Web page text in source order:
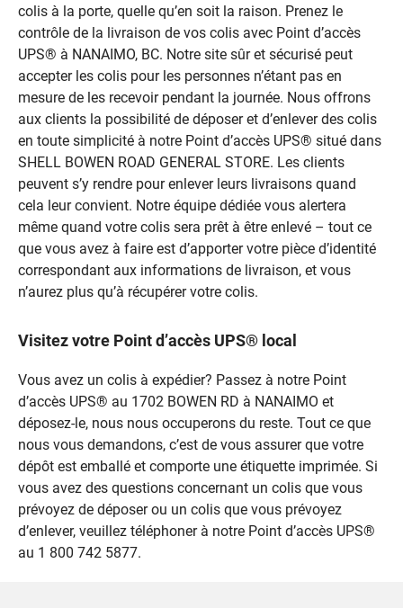
colis à la porte, quelle qu’en soit la raison. Prenez le
contrôle de la livraison de vos colis avec Point d’accès
UPS® à NANAIMO, BC. Notre site sûr et sécurisé peut
accepter les colis pour les personnes n’étant pas en
mesure de les recevoir pendant la journée. Nous offrons
aux clients la possibilité de déposer et d’enlever des colis
en toute simplicité à notre Point d’accès UPS® situé dans
SHELL BOWEN ROAD GENERAL STORE. Les clients
peuvent s’y rendre pour enlever leurs livraisons quand
cela leur convient. Notre équipe dédiée vous alertera
même quand votre colis sera prêt à être enlevé – tout ce
que vous avez à faire est d’apporter votre pièce d’identité
correspondant aux informations de livraison, et vous
n’aurez plus qu’à récupérer votre colis.
Visitez votre Point d’accès UPS® local
Vous avez un colis à expédier? Passez à notre Point
d’accès UPS® au 1702 BOWEN RD à NANAIMO et
déposez-le, nous nous occuperons du reste. Tout ce que
nous vous demandons, c’est de vous assurer que votre
dépôt est emballé et comporte une étiquette imprimée. Si
vous avez des questions concernant un colis que vous
prévoyez de déposer ou un colis que vous prévoyez
d’enlever, veuillez téléphoner à notre Point d’accès UPS®
au 1 800 742 5877.